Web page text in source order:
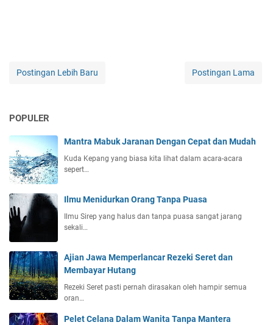
Postingan Lebih Baru Postingan Lama
POPULER
Mantra Mabuk Jaranan Dengan Cepat dan Mudah
Kuda Kepang yang biasa kita lihat dalam acara-acara
sepert…
Ilmu Menidurkan Orang Tanpa Puasa
Ilmu Sirep yang halus dan tanpa puasa sangat jarang
sekali…
Ajian Jawa Memperlancar Rezeki Seret dan
Membayar Hutang
Rezeki Seret pasti pernah dirasakan oleh hampir semua
oran…
Pelet Celana Dalam Wanita Tanpa Mantera